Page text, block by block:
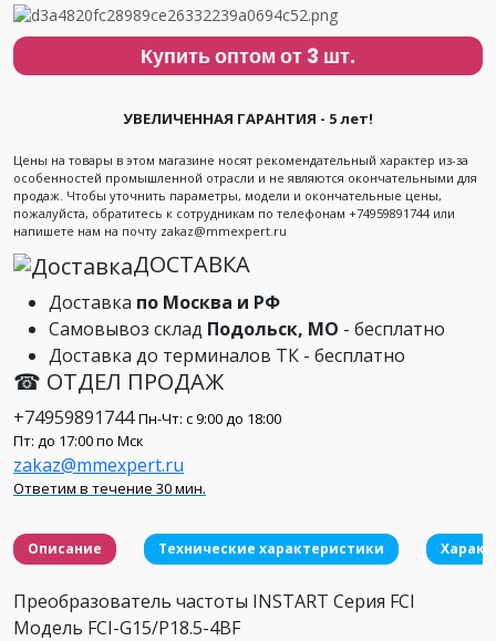
Купить оптом от 3 шт.
УВЕЛИЧЕННАЯ ГАРАНТИЯ - 5 лет!
Цены на товары в этом магазине носят рекомендательный характер из-за
особенностей промышленной отрасли и не являются окончательными для
продаж. Чтобы уточнить параметры, модели и окончательные цены,
пожалуйста, обратитесь к сотрудникам по телефонам +74959891744 или
напишете нам на почту zakaz@mmexpert.ru
ДОСТАВКА
Доставка по Москва и РФ
Самовывоз склад Подольск, МО - бесплатно
Доставка до терминалов ТК - бесплатно
☎ ОТДЕЛ ПРОДАЖ
+74959891744 Пн-Чт: с 9:00 до 18:00
Пт: до 17:00 по Мск
zakaz@mmexpert.ru
Ответим в течение 30 мин.
Описание Технические характеристики
Преобразователь частоты INSTART Серия FCI
Модель FCI-G15/P18.5-4BF